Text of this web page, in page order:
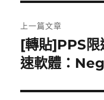
章
導
覽
上一篇文章
上
一
文
[轉貼]PPS限
速軟體：